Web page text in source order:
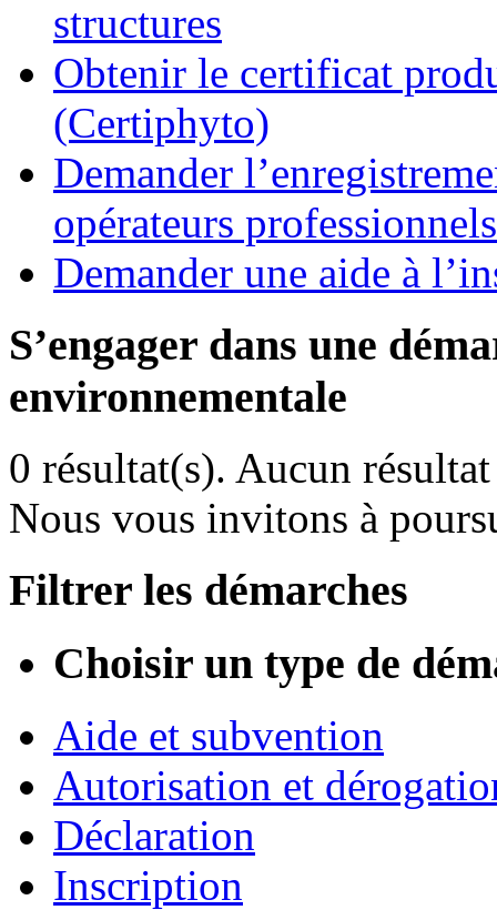
structures
Obtenir le certificat
(Certiphyto)
Demander
opérateurs professionnels
Demander une aide à
S’engager dans une
environnementale
0 résultat(s). Aucun
Nous vous invitons à
Filtrer les démarches
Choisir un type de
Aide et subvention
Autorisation et
Déclaration
Inscription